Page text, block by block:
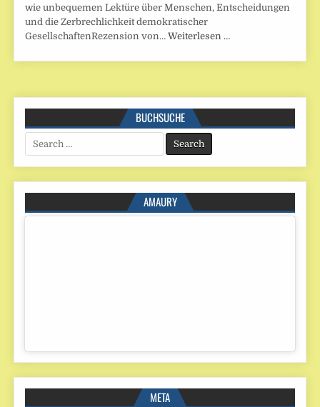
wie unbequemen Lektüre über Menschen, Entscheidungen
und die Zerbrechlichkeit demokratischer
GesellschaftenRezension von…Weiterlesen …
BUCHSUCHE
Search
for:
AMAURY
META